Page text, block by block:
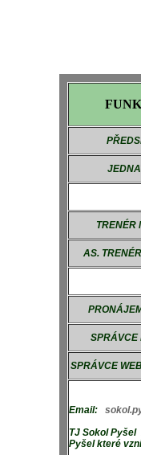
TRENÉR
AS.
SPRÁVCE
SPRÁVCE
Email:
TJ Sokol
Pyšel které